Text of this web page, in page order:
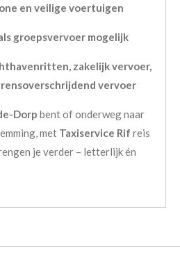
en veilige voertuigen
groepsvervoer mogelijk
zakelijk vervoer,
vervoer
Dorp bent of onderweg naar
met Taxiservice Rif reis
je verder – letterlijk én